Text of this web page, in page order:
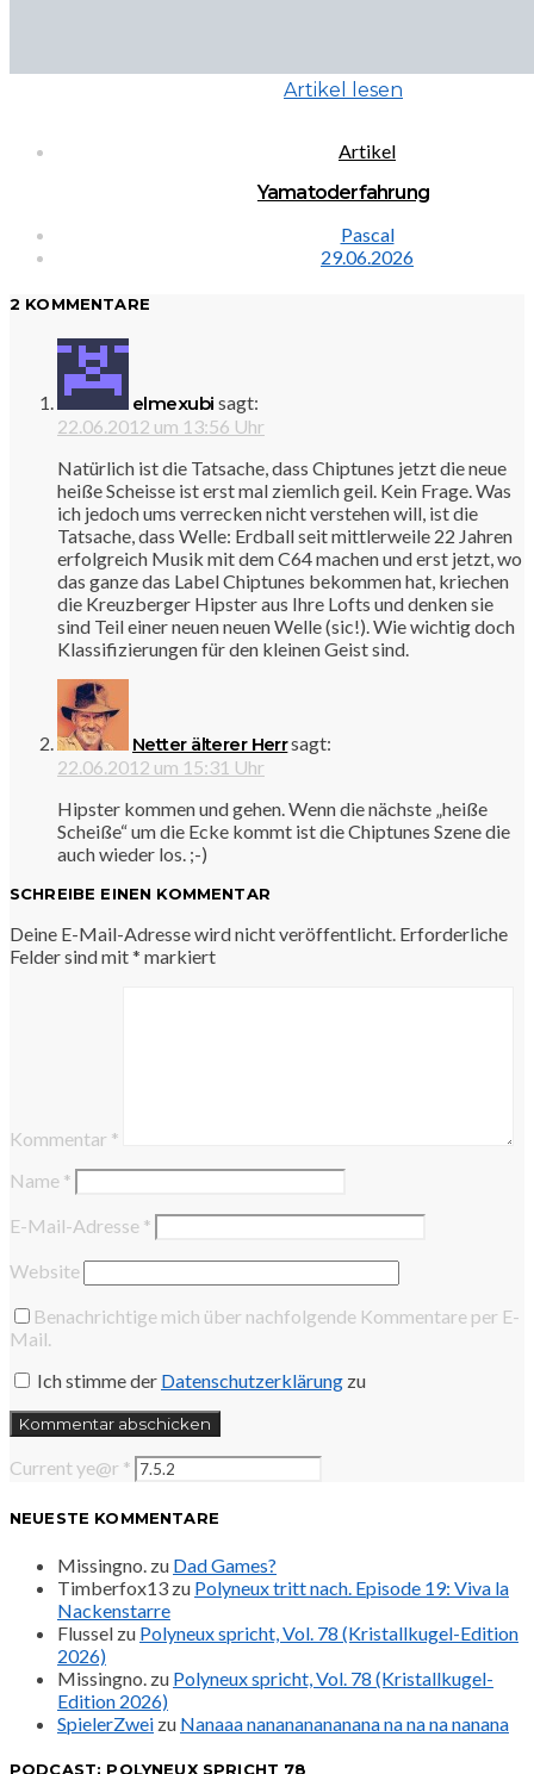
Artikel lesen
Artikel
Yamatoderfahrung
Pascal
29.06.2026
2 KOMMENTARE
elmexubi sagt:
22.06.2012 um 13:56 Uhr
Natürlich ist die Tatsache, dass Chiptunes jetzt die neue
heiße Scheisse ist erst mal ziemlich geil. Kein Frage. Was
ich jedoch ums verrecken nicht verstehen will, ist die
Tatsache, dass Welle: Erdball seit mittlerweile 22 Jahren
erfolgreich Musik mit dem C64 machen und erst jetzt, wo
das ganze das Label Chiptunes bekommen hat, kriechen
die Kreuzberger Hipster aus Ihre Lofts und denken sie
sind Teil einer neuen neuen Welle (sic!). Wie wichtig doch
Klassifizierungen für den kleinen Geist sind.
Netter älterer Herrsagt:
22.06.2012 um 15:31 Uhr
Hipster kommen und gehen. Wenn die nächste „heiße
Scheiße“ um die Ecke kommt ist die Chiptunes Szene die
auch wieder los. ;-)
SCHREIBE EINEN KOMMENTAR
Deine E-Mail-Adresse wird nicht veröffentlicht. Erforderliche
Felder sind mit* markiert
Kommentar *
Name *
E-Mail-Adresse *
Website
Benachrichtige mich über nachfolgende Kommentare per E-
Mail.
Ich stimme der Datenschutzerklärung zu
Current ye@r *
NEUESTE KOMMENTARE
Missingno. zu Dad Games?
Timberfox13 zu Polyneux tritt nach. Episode 19: Viva la
Nackenstarre
Flussel zu Polyneux spricht, Vol. 78 (Kristallkugel-Edition
2026)
Missingno. zu Polyneux spricht, Vol. 78 (Kristallkugel-
Edition 2026)
SpielerZwei zu Nanaaa nanananananana na na na nanana
PODCAST: POLYNEUX SPRICHT 78